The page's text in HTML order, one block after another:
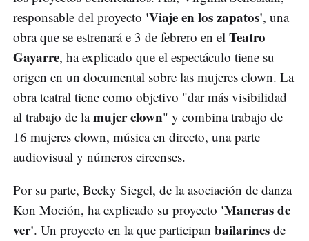
responsable del proyecto 'Viaje en los zapatos', una
obra que se estrenará e 3 de febrero en el Teatro
Gayarre, ha explicado que el espectáculo tiene su
origen en un documental sobre las mujeres clown. La
obra teatral tiene como objetivo "dar más visibilidad
al trabajo de lamujer clown" y combina trabajo de
16 mujeres clown, música en directo, una parte
audiovisual y números circenses.
Por su parte, Becky Siegel, de la asociación de danza
Kon Moción, ha explicado su proyecto 'Maneras de
ver'. Un proyecto en la que participan bailarines de